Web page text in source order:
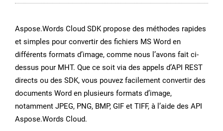
Aspose.Words Cloud SDK propose des méthodes rapides
et simples pour convertir des fichiers MS Word en
différents formats d’image, comme nous l’avons fait ci-
dessus pour MHT. Que ce soit via des appels d’API REST
directs ou des SDK, vous pouvez facilement convertir des
documents Word en plusieurs formats d’image,
notamment JPEG, PNG, BMP, GIF et TIFF, à l’aide des API
Aspose.Words Cloud.